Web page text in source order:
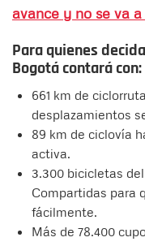
avance y no se va
Para quienes
Bogotá contará con:
661 km de
desplazamientos
89 km de ciclovía
activa.
3.300 bicicletas
Compartidas para
fácilmente.
Más de 78.400